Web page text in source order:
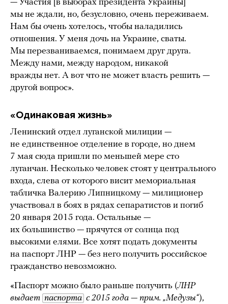
— Участия [в выборах президента Украины]
мы не ждали, но, безусловно, очень переживаем.
Нам бы очень хотелось, чтобы наладились
отношения. У меня дочь на Украине, сваты.
Мы перезваниваемся, понимаем друг друга.
Между нами, между народом, никакой
вражды нет. А вот что не может власть решить —
другой вопрос».
«Одинаковая жизнь»
Ленинский отдел луганской милиции —
не единственное отделение в городе, но днем
7 мая сюда пришли по меньшей мере сто
луганчан. Несколько человек стоят у центрального
входа, слева от которого висит мемориальная
табличка Валерию Липницкому — милиционер
участвовал в боях в рядах сепаратистов и погиб
20 января 2015 года. Остальные —
их большинство — прячутся от солнца под
высокими елями. Все хотят подать документы
на паспорт ЛНР — без него получить российское
гражданство невозможно.
«Паспорт можно было раньше получить (ЛНР
выдает паспорта с 2015 года — прим. „Медузы“),